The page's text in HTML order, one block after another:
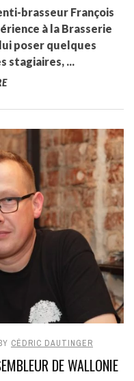
brasseur François
à la Brasserie
poser quelques
stagiaires, ...
CÉDRIC DAUTINGER
DE WALLONIE